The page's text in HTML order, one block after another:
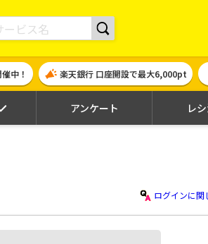
交換できるポイントサイト | ハピタス
中！ 楽天銀行 口座開設で最大6,000pt
アンケート レ
ログインに関